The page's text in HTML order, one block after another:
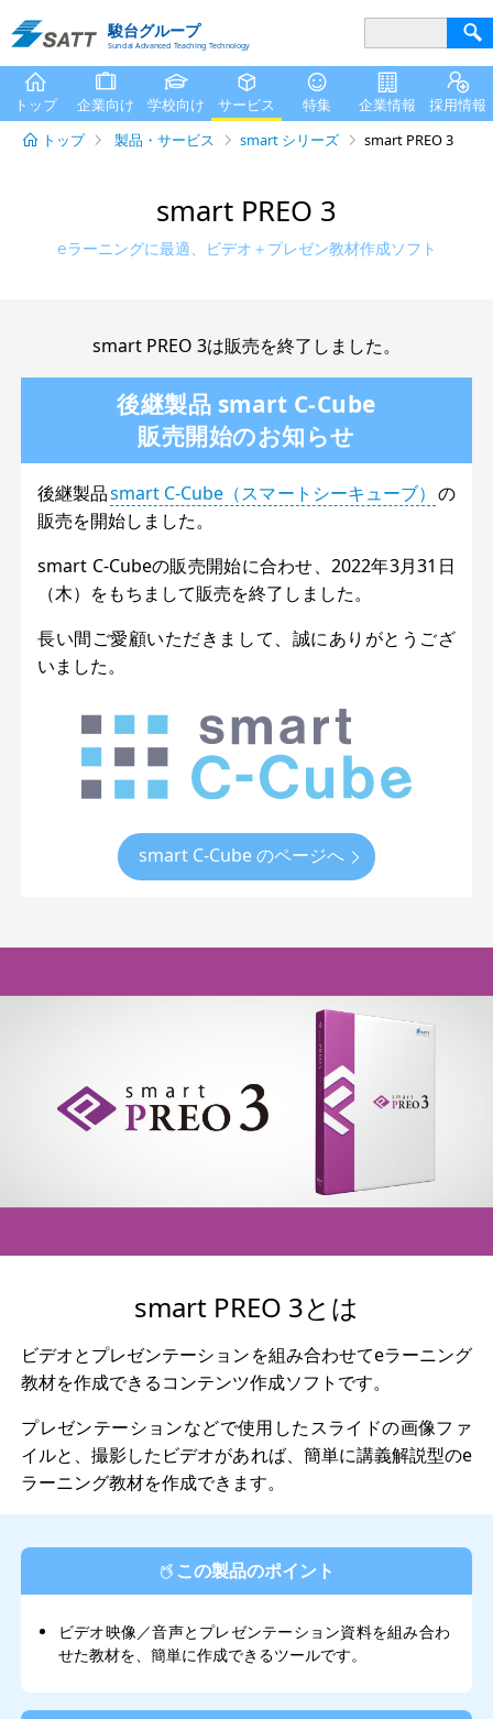
トップ 製品・サービス smart シリーズ smart PREO 3
smart PREO 3
eラーニングに最適、ビデオ＋プレゼン教材作成ソフト
smart PREO 3は販売を終了しました。
後継製品 smart C-Cube
販売開始のお知らせ
後継製品smart C-Cube（スマートシーキューブ） の
販売を開始しました。
smart C-Cubeの販売開始に合わせ、2022年3月31日
（木）をもちまして販売を終了しました。
長い間ご愛顧いただきまして、誠にありがとうござ
いました。
smart C-Cube のページへ
smart PREO 3とは
ビデオとプレゼンテーションを組み合わせてeラーニング
教材を作成できるコンテンツ作成ソフトです。
プレゼンテーションなどで使用したスライドの画像ファ
イルと、撮影したビデオがあれば、簡単に講義解説型のe
ラーニング教材を作成できます。
この製品のポイント
ビデオ映像／音声とプレゼンテーション資料を組み合わ
せた教材を、簡単に作成できるツールです。
駿台グループ
Sundai Advanced Teaching Technology
トップ 企業向け 学校向け サービス 特集 企業情報 採用情報